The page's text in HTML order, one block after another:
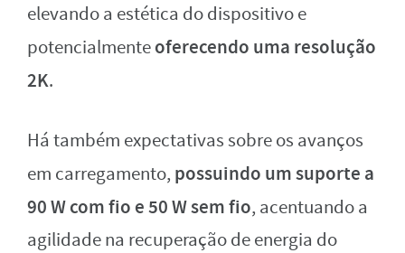
elevando a estética do dispositivo e
potencialmenteoferecendo uma resolução
2K.
Há também expectativas sobre os avanços
em carregamento, possuindo umsuporte a
90 W com fio e 50 W sem fio, acentuando a
agilidade na recuperação de energia do